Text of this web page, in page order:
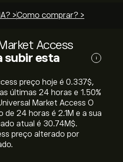
>Como comprar? >
Access
subir esta
i
preço hoje é 0.337‎$‎,
últimas 24 horas e ‎1.50‎%
Market Access O
24 horas é 2.1M e a sua
atual é 30.74M‎$‎.
preço alterado por